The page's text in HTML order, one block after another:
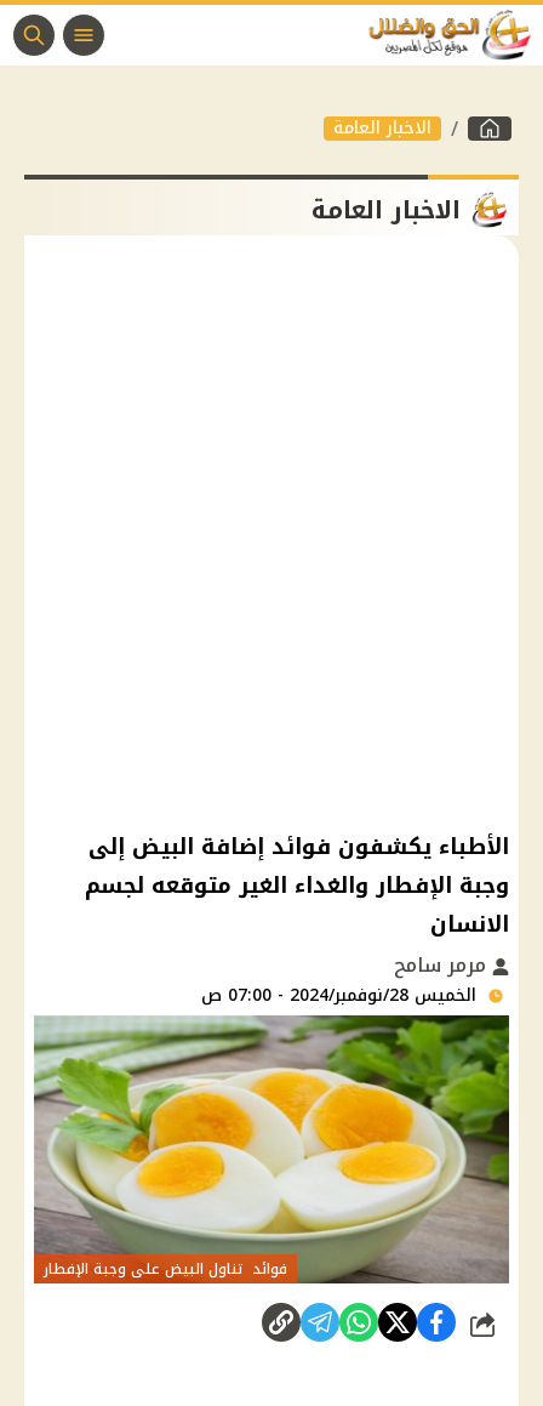
الاخبار العامة
الاخبار العامة
الأطباء يكشفون فوائد إضافة البيض إلى
وجبة الإفطار والغداء الغير متوقعه لجسم
الانسان
مرمر سامح
الخميس 28/نوفمبر/2024 - 07:00 ص
فوائد تناول البيض على وجبة الإفطار
شارك